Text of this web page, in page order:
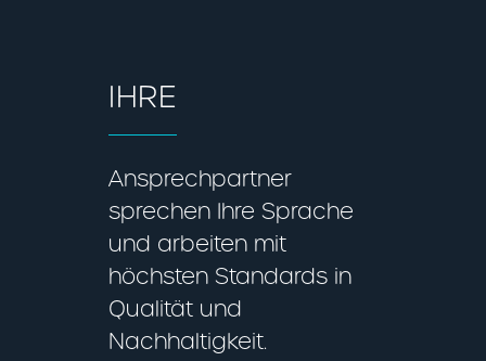
IHRE
Ansprechpartner
sprechen Ihre Sprache
und arbeiten mit
höchsten Standards in
Qualität und
Nachhaltigkeit.